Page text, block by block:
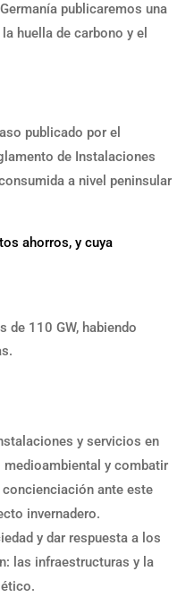
publicaremos una
huella de carbono y el
publicado por el
de Instalaciones
a nivel peninsular
ahorros, y cuya
110 GW, habiendo
y servicios en
y combatir
ante este
invernadero.
y dar respuesta a los
las infraestructuras y la